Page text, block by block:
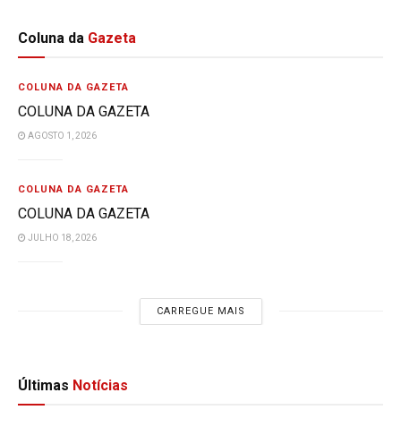
Coluna da Gazeta
COLUNA DA GAZETA
COLUNA DA GAZETA
AGOSTO 1, 2026
COLUNA DA GAZETA
COLUNA DA GAZETA
JULHO 18, 2026
CARREGUE MAIS
Últimas Notícias